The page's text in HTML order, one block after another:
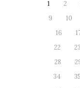
1 2
9
10
16
22
23
28
34
35